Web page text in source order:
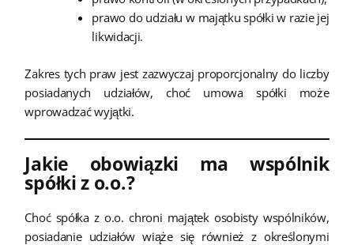
prawo do udziału w majątku spółki w razie jej
likwidacji.
Zakres tych praw jest zazwyczaj proporcjonalny do liczby
posiadanych udziałów, choć umowa spółki może
wprowadzać wyjątki.
Jakie obowiązki ma wspólnik
spółki z o.o.?
Choć spółka z o.o. chroni majątek osobisty wspólników,
posiadanie udziałów wiąże się również z określonymi